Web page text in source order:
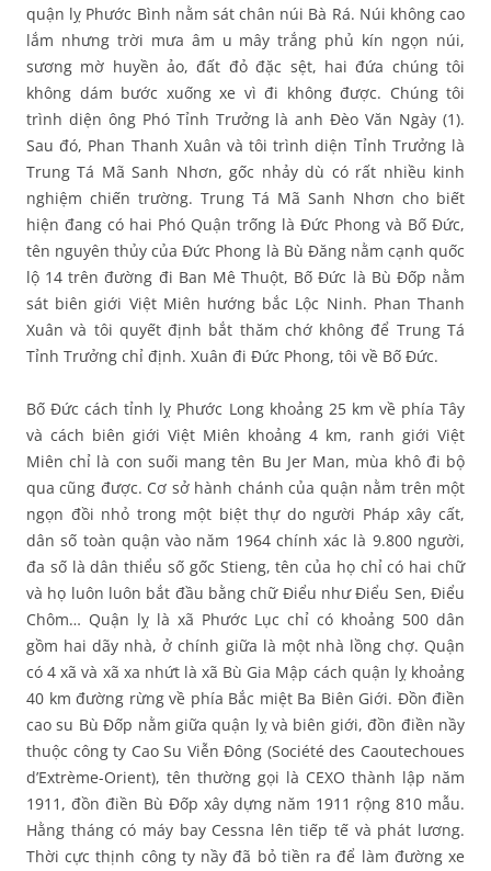
quận lỵ Phước Bình nằm sát chân núi Bà Rá. Núi không cao
lắm nhưng trời mưa âm u mây trắng phủ kín ngọn núi,
sương mờ huyền ảo, đất đỏ đặc sệt, hai đứa chúng tôi
không dám bước xuống xe vì đi không được. Chúng tôi
trình diện ông Phó Tỉnh Trưởng là anh Đèo Văn Ngày (1).
Sau đó, Phan Thanh Xuân và tôi trình diện Tỉnh Trưởng là
Trung Tá Mã Sanh Nhơn, gốc nhảy dù có rất nhiều kinh
nghiệm chiến trường. Trung Tá Mã Sanh Nhơn cho biết
hiện đang có hai Phó Quận trống là Đức Phong và Bố Đức,
tên nguyên thủy của Đức Phong là Bù Đăng nằm cạnh quốc
lộ 14 trên đường đi Ban Mê Thuột, Bố Đức là Bù Đốp nằm
sát biên giới Việt Miên hướng bắc Lộc Ninh. Phan Thanh
Xuân và tôi quyết định bắt thăm chớ không để Trung Tá
Tỉnh Trưởng chỉ định. Xuân đi Đức Phong, tôi về Bố Đức.
Bố Đức cách tỉnh lỵ Phước Long khoảng 25 km về phía Tây
và cách biên giới Việt Miên khoảng 4 km, ranh giới Việt
Miên chỉ là con suối mang tên Bu Jer Man, mùa khô đi bộ
qua cũng được. Cơ sở hành chánh của quận nằm trên một
ngọn đồi nhỏ trong một biệt thự do người Pháp xây cất,
dân số toàn quận vào năm 1964 chính xác là 9.800 người,
đa số là dân thiểu số gốc Stieng, tên của họ chỉ có hai chữ
và họ luôn luôn bắt đầu bằng chữ Điểu như Điểu Sen, Điểu
Chôm… Quận lỵ là xã Phước Lục chỉ có khoảng 500 dân
gồm hai dãy nhà, ở chính giữa là một nhà lồng chợ. Quận
có 4 xã và xã xa nhứt là xã Bù Gia Mập cách quận lỵ khoảng
40 km đường rừng về phía Bắc miệt Ba Biên Giới. Đồn điền
cao su Bù Đốp nằm giữa quận lỵ và biên giới, đồn điền nầy
thuộc công ty Cao Su Viễn Đông (Société des Caoutechoues
d’Extrème-Orient), tên thường gọi là CEXO thành lập năm
1911, đồn điền Bù Đốp xây dựng năm 1911 rộng 810 mẫu.
Hằng tháng có máy bay Cessna lên tiếp tế và phát lương.
Thời cực thịnh công ty nầy đã bỏ tiền ra để làm đường xe